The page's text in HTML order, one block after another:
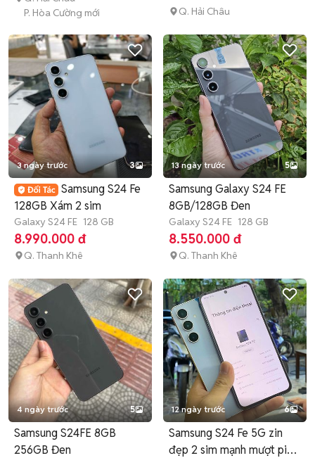
P. Hòa Cường mới
Q. Hải Châu
3 ngày trước 3
Samsung S24 Fe
128GB Xám 2 sim
Galaxy S24 FE 128 GB
8.990.000 đ
Q. Thanh Khê
13 ngày trước 5
Samsung Galaxy S24 FE
8GB/128GB Đen
Galaxy S24 FE 128 GB
8.550.000 đ
Q. Thanh Khê
4 ngày trước 5
Samsung S24FE 8GB
256GB Đen
12 ngày trước 6
Samsung S24 Fe 5G zin
đẹp 2 sim mạnh mượt pin